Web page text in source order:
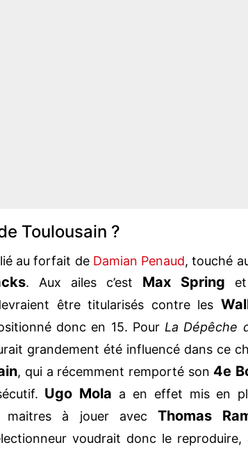
Toulousain ?
au forfait de Damian Penaud, touché
. Aux ailes c’est Max Spring
être titularisés contre les
donc en 15. PourLa Dépêche
grandement été influencé dans ce
, qui a récemment remporté son 4e
Ugo Mola a en effet mis en
maitres à jouer avec Thomas
voudrait donc le reproduire,